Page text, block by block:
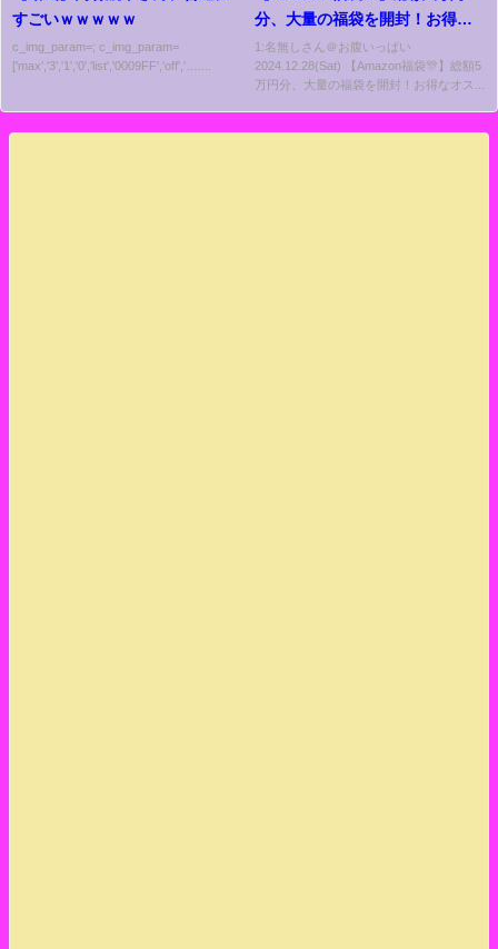
すごいｗｗｗｗｗ
c_img_param=; c_img_param=
['max','3','1','0','list','0009FF','off','…....
分、大量の福袋を開封！お得な
オススメ福袋を大公開✨【便利グ
ッズ/購入品】
1:名無しさん＠お腹いっぱい
2024.12.28(Sat) 【Amazon福袋🎊】総額5
万円分、大量の福袋を開封！お得なオス...